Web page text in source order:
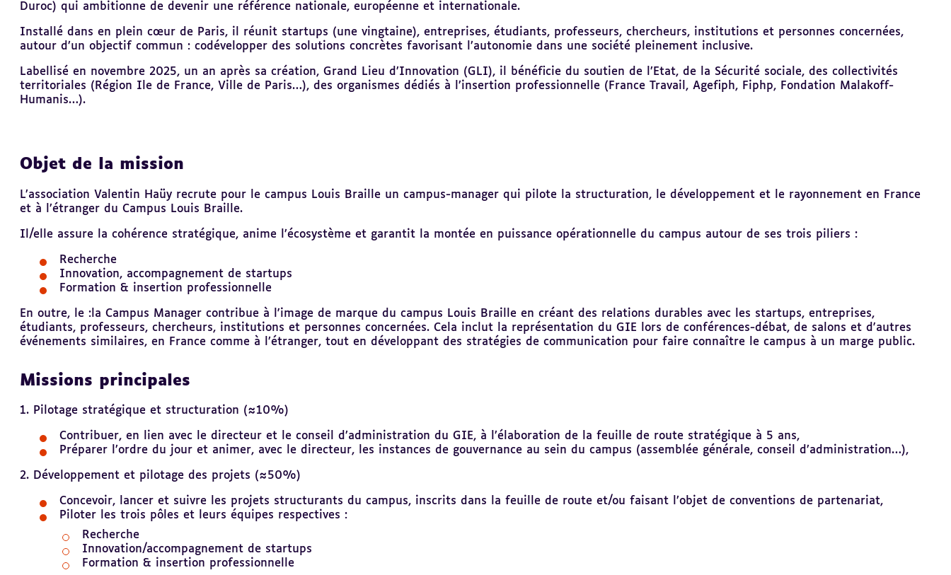
Duroc) qui ambitionne de devenir une référence nationale, européenne et internationale.
Installé dans en plein cœur de Paris, il réunit startups (une vingtaine), entreprises, étudiants, professeurs, chercheurs, institutions et personnes concernées,
autour d’un objectif commun : codévelopper des solutions concrètes favorisant l’autonomie dans une société pleinement inclusive.
Labellisé en novembre 2025, un an après sa création, Grand Lieu d’Innovation (GLI), il bénéficie du soutien de l’Etat, de la Sécurité sociale, des collectivités
territoriales (Région Ile de France, Ville de Paris…), des organismes dédiés à l’insertion professionnelle (France Travail, Agefiph, Fiphp, Fondation Malakoff-
Humanis…).
Objet de la mission
L’association Valentin Haüy recrute pour le campus Louis Braille un campus-manager qui pilote la structuration, le développement et le rayonnement en France
et à l’étranger du Campus Louis Braille.
Il/elle assure la cohérence stratégique, anime l’écosystème et garantit la montée en puissance opérationnelle du campus autour de ses trois piliers :
Recherche
Innovation, accompagnement de startups
Formation & insertion professionnelle
En outre, le :la Campus Manager contribue à l'image de marque du campus Louis Braille en créant des relations durables avec les startups, entreprises,
étudiants, professeurs, chercheurs, institutions et personnes concernées. Cela inclut la représentation du GIE lors de conférences-débat, de salons et d'autres
événements similaires, en France comme à l’étranger, tout en développant des stratégies de communication pour faire connaître le campus à un marge public.
Missions principales
1. Pilotage stratégique et structuration (≈10%)
Contribuer, en lien avec le directeur et le conseil d’administration du GIE, à l’élaboration de la feuille de route stratégique à 5 ans,
Préparer l’ordre du jour et animer, avec le directeur, les instances de gouvernance au sein du campus (assemblée générale, conseil d’administration…),
2. Développement et pilotage des projets (≈50%)
Concevoir, lancer et suivre les projets structurants du campus, inscrits dans la feuille de route et/ou faisant l’objet de conventions de partenariat,
Piloter les trois pôles et leurs équipes respectives :
Recherche
Innovation/accompagnement de startups
Formation & insertion professionnelle